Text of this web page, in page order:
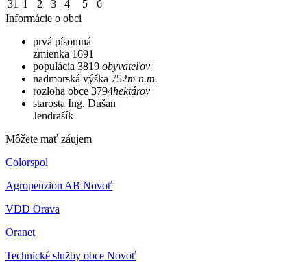
31 1 2 3 4 5
6
Informácie o obci
prvá písomná
zmienka 1691
populácia 3819 obyvateľov
nadmorská výška 752m n.m.
rozloha obce 3794hektárov
starosta Ing. Dušan
Jendrašík
Môžete mať záujem
Colorspol
Agropenzion AB Novoť
VDD Orava
Oranet
Technické služby obce Novoť